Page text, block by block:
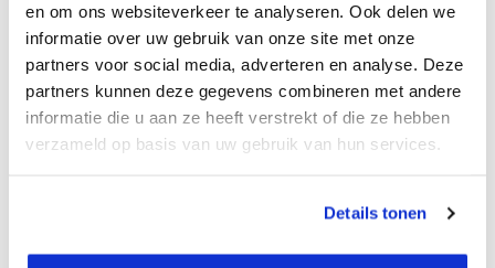
en om ons websiteverkeer te analyseren. Ook delen we
informatie over uw gebruik van onze site met onze
partners voor social media, adverteren en analyse. Deze
partners kunnen deze gegevens combineren met andere
informatie die u aan ze heeft verstrekt of die ze hebben
verzameld op basis van uw gebruik van hun services.
Details tonen
Specificaties
Delen